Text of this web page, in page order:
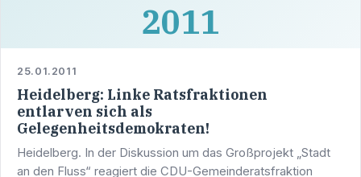
2011
25.01.2011
Heidelberg: Linke Ratsfraktionen
entlarven sich als
Gelegenheitsdemokraten!
Heidelberg. In der Diskussion um das Großprojekt „Stadt
an den Fluss“ reagiert die CDU-Gemeinderatsfraktion